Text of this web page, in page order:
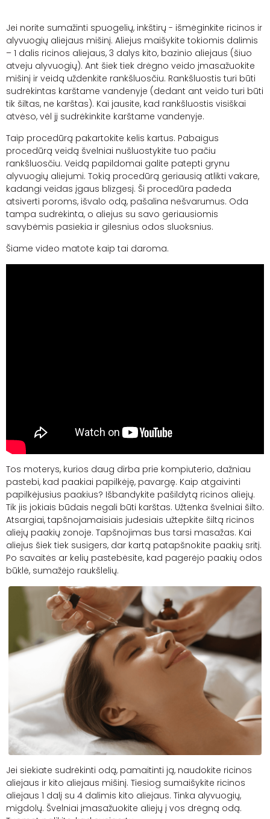
Jei norite sumažinti spuogelių, inkštirų - išmėginkite ricinos ir
alyvuogių aliejaus mišinį. Aliejus maišykite tokiomis dalimis
– 1 dalis ricinos aliejaus, 3 dalys kito, bazinio aliejaus (šiuo
atveju alyvuogių). Ant šiek tiek drėgno veido įmasažuokite
mišinį ir veidą uždenkite rankšluosčiu. Rankšluostis turi būti
sudrėkintas karštame vandenyje (dedant ant veido turi būti
tik šiltas, ne karštas). Kai jausite, kad rankšluostis visiškai
atvėso, vėl jį sudrėkinkite karštame vandenyje.
Taip procedūrą pakartokite kelis kartus. Pabaigus
procedūrą veidą švelniai nušluostykite tuo pačiu
rankšluosčiu. Veidą papildomai galite patepti grynu
alyvuogių aliejumi. Tokią procedūrą geriausią atlikti vakare,
kadangi veidas įgaus blizgesį. Ši procedūra padeda
atsiverti poroms, išvalo odą, pašalina nešvarumus. Oda
tampa sudrėkinta, o aliejus su savo geriausiomis
savybėmis pasiekia ir gilesnius odos sluoksnius.
Šiame video matote kaip tai daroma.
Tos moterys, kurios daug dirba prie kompiuterio, dažniau
pastebi, kad paakiai papilkėję, pavargę. Kaip atgaivinti
papilkėjusius paakius? Išbandykite pašildytą ricinos aliejų.
Tik jis jokiais būdais negali būti karštas. Užtenka švelniai šilto.
Atsargiai, tapšnojamaisiais judesiais užtepkite šiltą ricinos
aliejų paakių zonoje. Tapšnojimas bus tarsi masažas. Kai
aliejus šiek tiek susigers, dar kartą patapšnokite paakių sritį.
Po savaitės ar kelių pastebėsite, kad pagerėjo paakių odos
būklė, sumažėjo raukšlelių.
Jei siekiate sudrėkinti odą, pamaitinti ją, naudokite ricinos
aliejaus ir kito aliejaus mišinį. Tiesiog sumaišykite ricinos
aliejaus 1 dalį su 4 dalimis kito aliejaus. Tinka alyvuogių,
migdolų. Švelniai įmasažuokite aliejų į vos drėgną odą.